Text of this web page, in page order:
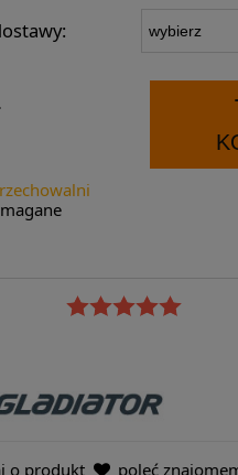
o produkt poleć